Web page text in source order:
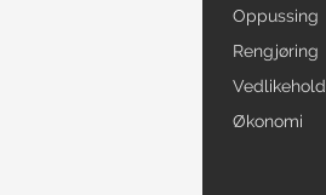
Oppussing
Rengjøring
Vedlikehold
Økonomi